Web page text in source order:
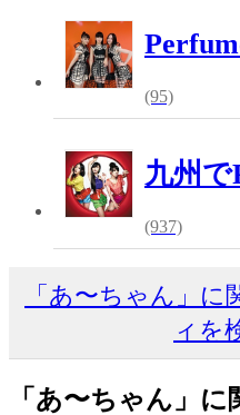
(95)
九州
(937)
「あ〜ちゃん」
ィを
「あ〜ちゃん」